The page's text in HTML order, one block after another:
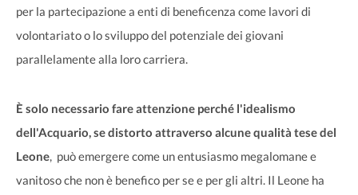
per la partecipazione a enti di beneficenza come lavori di
volontariato o lo sviluppo del potenziale dei giovani
parallelamente alla loro carriera.
È solo necessario fare attenzione perché l'idealismo
dell'Acquario, se distorto attraverso alcune qualità tese del
Leone, può emergere come un entusiasmo megalomane e
vanitoso che non è benefico per se e per gli altri. Il Leone ha